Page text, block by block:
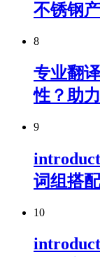
不锈钢
8
专业翻
性？助
9
词组搭配
10